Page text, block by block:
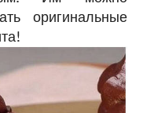
оригинальные